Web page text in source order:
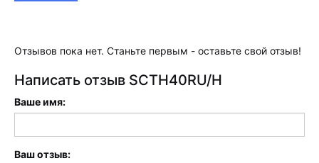
Отзывов пока нет. Станьте первым - оставьте свой отзыв!
Написать отзыв SCTH40RU/H
Ваше имя:
Ваш отзыв: